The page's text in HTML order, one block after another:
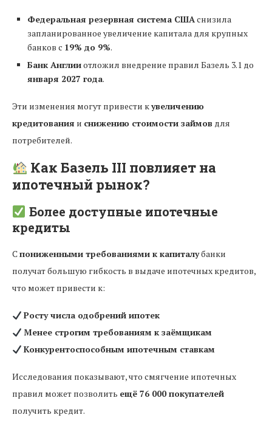
Федеральная резервная система СШАснизила
запланированное увеличение капитала для крупных
банков с 19% до 9%.
Банк Англииотложил внедрение правил Базель 3.1 до
января 2027 года.
Эти изменения могут привести кувеличению
кредитования и снижению стоимости займов для
потребителей.
Как Базель III повлияет на
ипотечный рынок?
Более доступные ипотечные
кредиты
Спониженными требованиями к капиталубанки
получат большую гибкость в выдаче ипотечных кредитов,
что может привести к:
Росту числа одобрений ипотек
Менее строгим требованиям к заёмщикам
Конкурентоспособным ипотечным ставкам
Исследования показывают, что смягчение ипотечных
правил может позволить ещё 76 000 покупателей
получить кредит.